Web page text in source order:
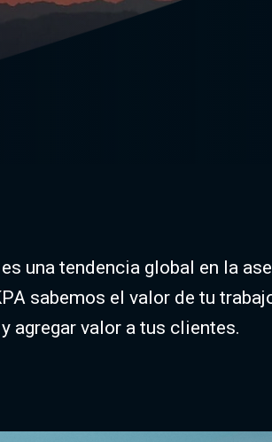
una tendencia global en la
sabemos el valor de tu
agregar valor a tus clientes.